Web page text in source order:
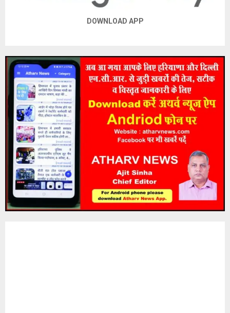
DOWNLOAD APP